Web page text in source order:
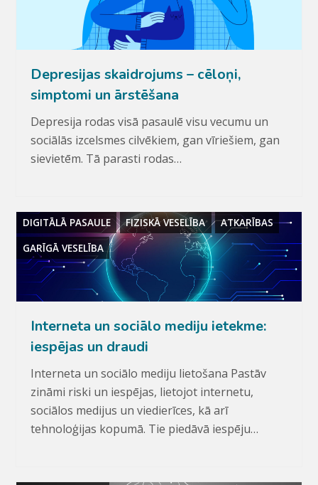
Depresijas skaidrojums – cēloņi,
simptomi un ārstēšana
Depresija rodas visā pasaulē visu vecumu un
sociālās izcelsmes cilvēkiem, gan vīriešiem, gan
sievietēm. Tā parasti rodas…
DIGITĀLĀ PASAULE FIZISKĀ VESELĪBA
ATKARĪBAS
GARĪGĀ VESELĪBA
Interneta un sociālo mediju ietekme:
iespējas un draudi
Interneta un sociālo mediju lietošana Pastāv
zināmi riski un iespējas, lietojot internetu,
sociālos medijus un viedierīces, kā arī
tehnoloģijas kopumā. Tie piedāvā iespēju…